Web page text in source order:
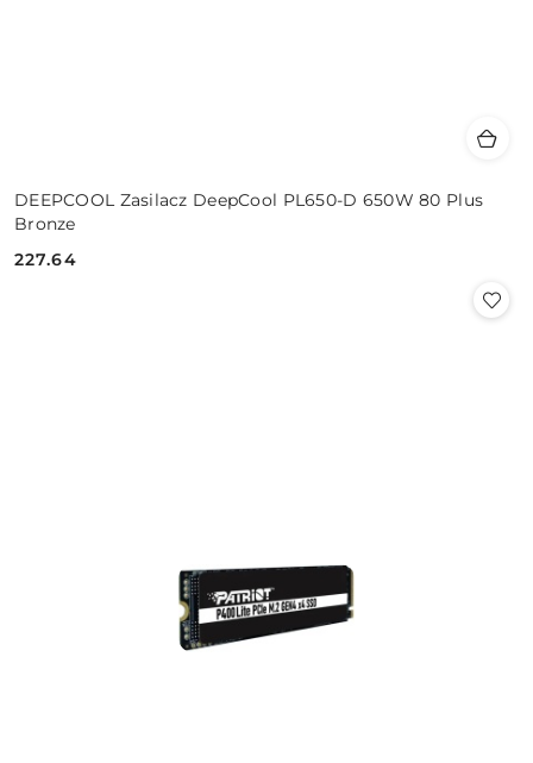
DEEPCOOL Zasilacz DeepCool PL650-D 650W 80 Plus
Bronze
Cena:
227.64